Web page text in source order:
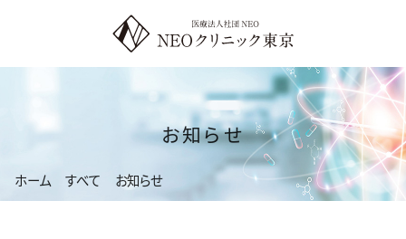
テ
キ
お知らせ
ホーム すべて お知らせ